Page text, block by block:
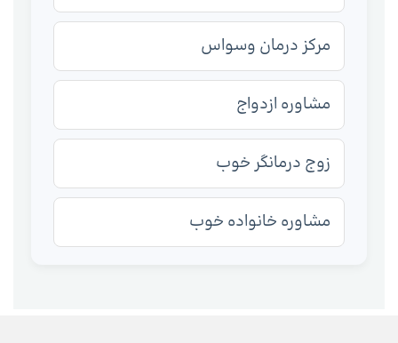
مرکز درمان وسواس
مشاوره ازدواج
زوج درمانگر خوب
مشاوره خانواده خوب